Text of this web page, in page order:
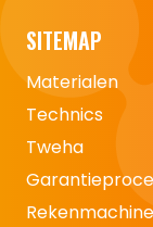
SITEMAP
Materialen
Technics
Tweha